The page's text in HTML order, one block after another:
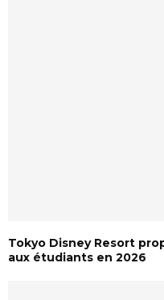
Tokyo Disney Resort
aux étudiants en 2026